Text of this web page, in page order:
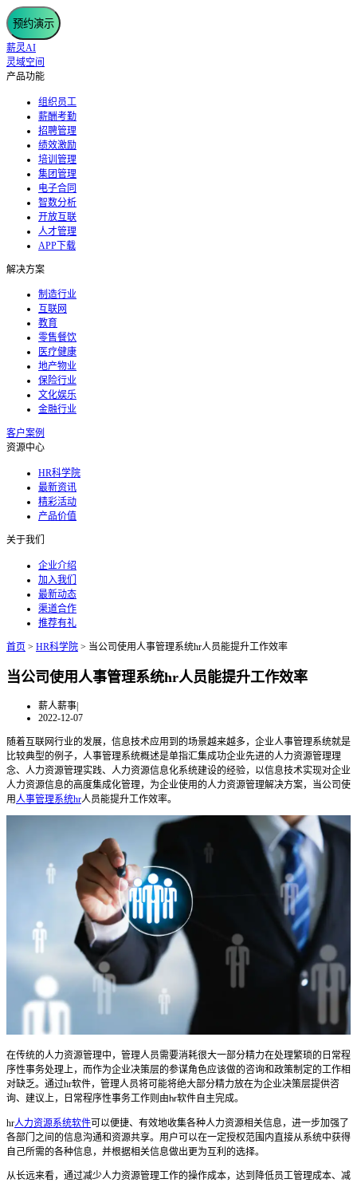
预约演示
薪灵AI
灵域空间
产品功能
组织员工
薪酬考勤
招聘管理
绩效激励
培训管理
集团管理
电子合同
智数分析
开放互联
人才管理
APP下载
解决方案
制造行业
互联网
教育
零售餐饮
医疗健康
地产物业
保险行业
文化娱乐
金融行业
客户案例
资源中心
HR科学院
最新资讯
精彩活动
产品价值
关于我们
企业介绍
加入我们
最新动态
渠道合作
推荐有礼
首页 > HR科学院 > 当公司使用人事管理系统hr人员能提升工作效率
当公司使用人事管理系统hr人员能提升工作效率
薪人薪事|
2022-12-07
随着互联网行业的发展，信息技术应用到的场景越来越多，企业人事管理系统就是
比较典型的例子，人事管理系统概述是单指汇集成功企业先进的人力资源管理理
念、人力资源管理实践、人力资源信息化系统建设的经验，以信息技术实现对企业
人力资源信息的高度集成化管理，为企业使用的人力资源管理解决方案，当公司使
用人事管理系统hr人员能提升工作效率。
在传统的人力资源管理中，管理人员需要消耗很大一部分精力在处理繁琐的日常程
序性事务处理上，而作为企业决策层的参谋角色应该做的咨询和政策制定的工作相
对缺乏。通过hr软件，管理人员将可能将绝大部分精力放在为企业决策层提供咨
询、建议上，日常程序性事务工作则由 hr软件自主完成。
hr人力资源系统软件可以便捷、有效地收集各种人力资源相关信息，进一步加强了
各部门之间的信息沟通和资源共享。用户可以在一定授权范围内直接从系统中获得
自己所需的各种信息，并根据相关信息做出更为互利的选择。
从长远来看，通过减少人力资源管理工作的操作成本，达到降低员工管理成本、减